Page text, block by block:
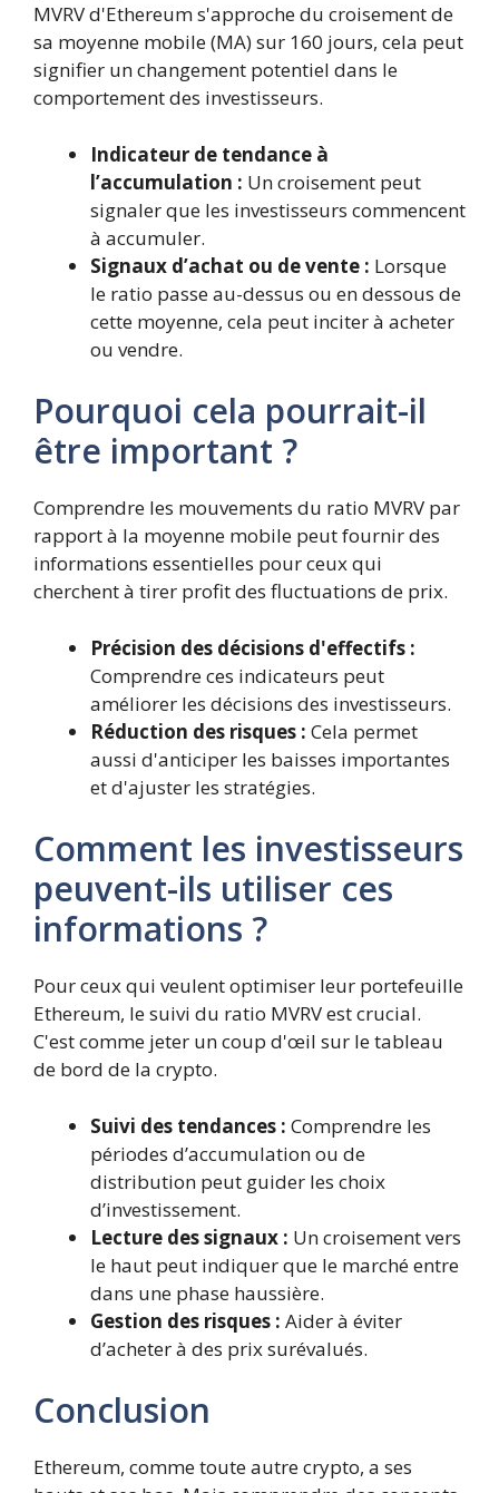
MVRV d'Ethereum s'approche du croisement de
sa moyenne mobile (MA) sur 160 jours, cela peut
signifier un changement potentiel dans le
comportement des investisseurs.
Indicateur de tendance à
l’accumulation : Un croisement peut
signaler que les investisseurs commencent
à accumuler.
Signaux d’achat ou de vente : Lorsque
le ratio passe au-dessus ou en dessous de
cette moyenne, cela peut inciter à acheter
ou vendre.
Pourquoi cela pourrait-il
être important ?
Comprendre les mouvements du ratio MVRV par
rapport à la moyenne mobile peut fournir des
informations essentielles pour ceux qui
cherchent à tirer profit des fluctuations de prix.
Précision des décisions d'effectifs :
Comprendre ces indicateurs peut
améliorer les décisions des investisseurs.
Réduction des risques : Cela permet
aussi d'anticiper les baisses importantes
et d'ajuster les stratégies.
Comment les investisseurs
peuvent-ils utiliser ces
informations ?
Pour ceux qui veulent optimiser leur portefeuille
Ethereum, le suivi du ratio MVRV est crucial.
C'est comme jeter un coup d'œil sur le tableau
de bord de la crypto.
Suivi des tendances : Comprendre les
périodes d’accumulation ou de
distribution peut guider les choix
d’investissement.
Lecture des signaux : Un croisement vers
le haut peut indiquer que le marché entre
dans une phase haussière.
Gestion des risques : Aider à éviter
d’acheter à des prix surévalués.
Conclusion
Ethereum, comme toute autre crypto, a ses